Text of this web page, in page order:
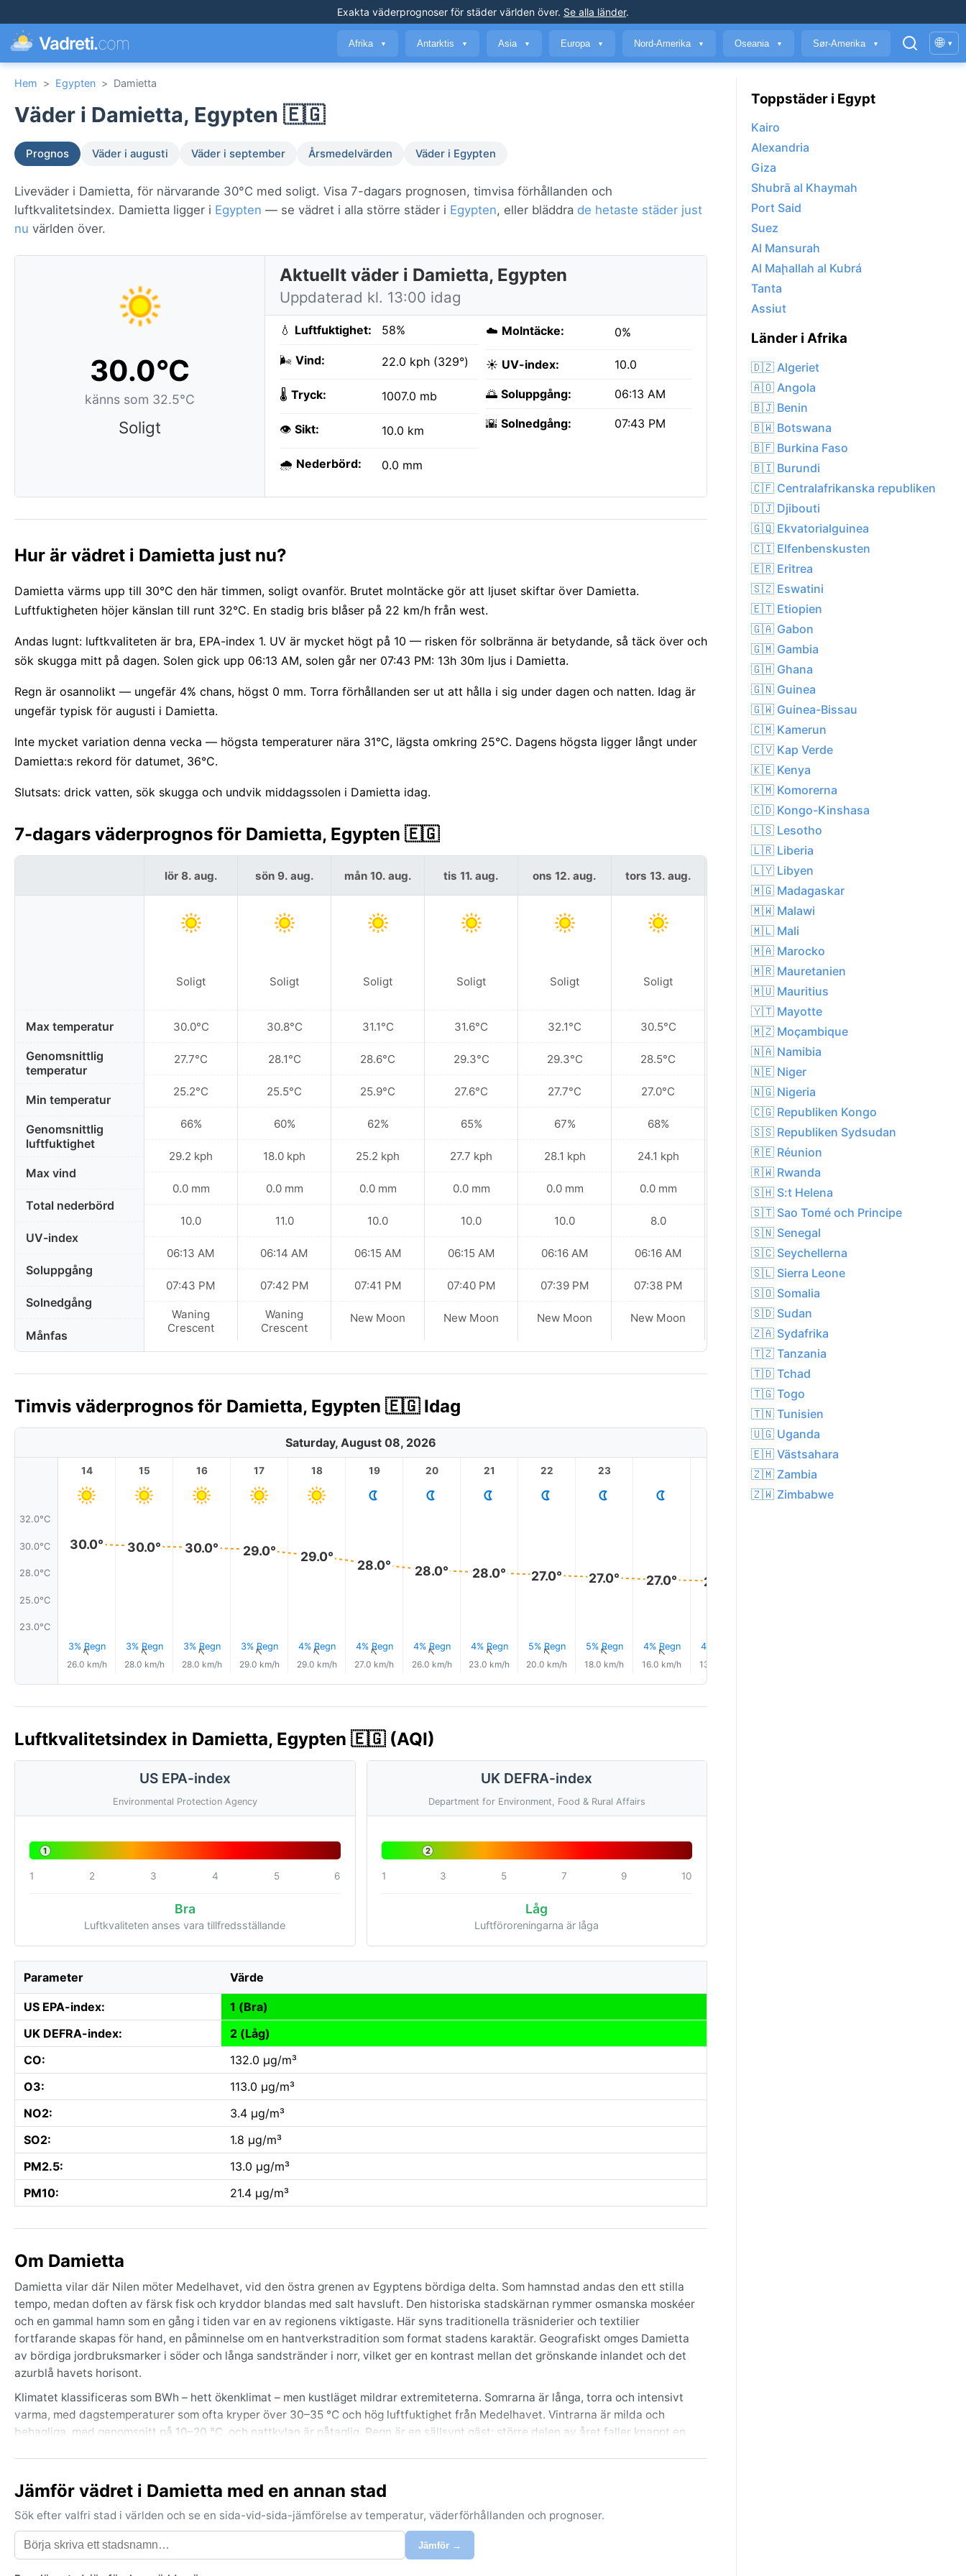
Exakta väderprognoser för städer världen över. Se alla länder.
Vadreti.com Afrika ▼ Antarktis ▼ Asia ▼ Europa ▼ Nord-Amerika ▼ Oseania ▼ Sør-Amerika ▼ 🌐 ▾
Hem > Egypten > Damietta
Väder i Damietta, Egypten 🇪🇬
Prognos Väder i augusti Väder i september Årsmedelvärden Väder i Egypten
Liveväder i Damietta, för närvarande 30°C med soligt. Visa 7-dagars prognosen, timvisa förhållanden och
luftkvalitetsindex. Damietta ligger i Egypten — se vädret i alla större städer i Egypten, eller bläddra de hetaste städer just
nu världen över.
30.0°C
känns som 32.5°C
Soligt
Aktuellt väder i Damietta, Egypten
Uppdaterad kl. 13:00 idag
💧 Luftfuktighet: 58%
🌬️ Vind: 22.0 kph (329°)
🌡️ Tryck: 1007.0 mb
👁️ Sikt: 10.0 km
🌧️ Nederbörd: 0.0 mm
☁️ Molntäcke: 0%
☀️ UV-index: 10.0
🌅 Soluppgång: 06:13 AM
🌇 Solnedgång: 07:43 PM
Hur är vädret i Damietta just nu?
Damietta värms upp till 30°C den här timmen, soligt ovanför. Brutet molntäcke gör att ljuset skiftar över Damietta.
Luftfuktigheten höjer känslan till runt 32°C. En stadig bris blåser på 22 km/h från west.
Andas lugnt: luftkvaliteten är bra, EPA-index 1. UV är mycket högt på 10 — risken för solbränna är betydande, så täck över och
sök skugga mitt på dagen. Solen gick upp 06:13 AM, solen går ner 07:43 PM: 13h 30m ljus i Damietta.
Regn är osannolikt — ungefär 4% chans, högst 0 mm. Torra förhållanden ser ut att hålla i sig under dagen och natten. Idag är
ungefär typisk för augusti i Damietta.
Inte mycket variation denna vecka — högsta temperaturer nära 31°C, lägsta omkring 25°C. Dagens högsta ligger långt under
Damietta:s rekord för datumet, 36°C.
Slutsats: drick vatten, sök skugga och undvik middagssolen i Damietta idag.
7-dagars väderprognos för Damietta, Egypten 🇪🇬
Max temperatur
Genomsnittlig
temperatur
Min temperatur
Genomsnittlig
luftfuktighet
Max vind
Total nederbörd
UV-index
Soluppgång
Solnedgång
Månfas
lör 8. aug.
Soligt
30.0°C
27.7°C
25.2°C
66%
29.2 kph
0.0 mm
10.0
06:13 AM
07:43 PM
Waning
Crescent
sön 9. aug.
Soligt
30.8°C
28.1°C
25.5°C
60%
18.0 kph
0.0 mm
11.0
06:14 AM
07:42 PM
Waning
Crescent
mån 10. aug.
Soligt
31.1°C
28.6°C
25.9°C
62%
25.2 kph
0.0 mm
10.0
06:15 AM
07:41 PM
New Moon
tis 11. aug.
Soligt
31.6°C
29.3°C
27.6°C
65%
27.7 kph
0.0 mm
10.0
06:15 AM
07:40 PM
New Moon
ons 12. aug.
Soligt
32.1°C
29.3°C
27.7°C
67%
28.1 kph
0.0 mm
10.0
06:16 AM
07:39 PM
New Moon
tors 13. aug.
Soligt
30.5°C
28.5°C
27.0°C
68%
24.1 kph
0.0 mm
8.0
06:16 AM
07:38 PM
New Moon
fre 14. aug.
30.5°C
27.9°C
25.6°C
70%
28.8 kph
0.0 mm
8.0
06:17 AM
07:37 PM
Waxing
Crescent
Timvis väderprognos för Damietta, Egypten 🇪🇬 Idag
Saturday, August 08, 2026
32.0°C
30.0°C
28.0°C
25.0°C
23.0°C
14
30.0°
3% Regn
↑
26.0 km/h
15
30.0°
3% Regn
↑
28.0 km/h
16
30.0°
3% Regn
↑
28.0 km/h
17
29.0°
3% Regn
↑
29.0 km/h
18
29.0°
4% Regn
↑
29.0 km/h
19
28.0°
4% Regn
↑
27.0 km/h
20
28.0°
4% Regn
↑
26.0 km/h
21
28.0°
4% Regn
↑
23.0 km/h
22
27.0°
5% Regn
↑
20.0 km/h
23
27.0°
5% Regn
↑
18.0 km/h
27.0°
4% Regn
↑
16.0 km/h
27.0°
4% Regn
13.0 km/h
2
Luftkvalitetsindex in Damietta, Egypten 🇪🇬 (AQI)
US EPA-index
Environmental Protection Agency
1
1 2 3 4 5 6
Bra
Luftkvaliteten anses vara tillfredsställande
UK DEFRA-index
Department for Environment, Food & Rural Affairs
2
1 3 5 7 9 10
Låg
Luftföroreningarna är låga
Parameter Värde
US EPA-index:
1 (Bra)
UK DEFRA-index:
2 (Låg)
CO:
132.0 µg/m³
O3:
113.0 µg/m³
NO2:
3.4 µg/m³
SO2:
1.8 µg/m³
PM2.5:
13.0 µg/m³
PM10:
21.4 µg/m³
Om Damietta
Damietta vilar där Nilen möter Medelhavet, vid den östra grenen av Egyptens bördiga delta. Som hamnstad andas den ett stilla
tempo, medan doften av färsk fisk och kryddor blandas med salt havsluft. Den historiska stadskärnan rymmer osmanska moskéer
och en gammal hamn som en gång i tiden var en av regionens viktigaste. Här syns traditionella träsniderier och textilier
fortfarande skapas för hand, en påminnelse om en hantverkstradition som format stadens karaktär. Geografiskt omges Damietta
av bördiga jordbruksmarker i söder och långa sandstränder i norr, vilket ger en kontrast mellan det grönskande inlandet och det
azurblå havets horisont.
Klimatet klassificeras som BWh – hett ökenklimat – men kustläget mildrar extremiteterna. Somrarna är långa, torra och intensivt
varma, med dagstemperaturer som ofta kryper över 30–35 °C och hög luftfuktighet från Medelhavet. Vintrarna är milda och
behagliga, med genomsnitt på 10–20 °C, och nattkylan är påtaglig. Regn är en sällsynt gäst; större delen av året faller knappt en
lättare jacka eller tröja räcker gott under de milda vinterkvällarna.
Den bästa tiden för ett besök ur vädersynpunkt är under våren (mars–maj) och hösten (september–november), när solen
fortfarande värmer men inte bedövar, och luftfuktigheten är som lägst. Sommarens hetta kan vara utmanande även för den som
är van vid medelhavsvärme, medan vintern erbjuder en lugn och klar skönhet. Damietta drabbas inte av extrema väderfenomen
som cykloner eller monsun, men tidvis kan dimma från Nilen eller havet lägga sig över staden under tidiga morgonar, särskilt i
Jämför vädret i Damietta med en annan stad
Sök efter valfri stad i världen och se en sida-vid-sida-jämförelse av temperatur, väderförhållanden och prognoser.
Jämför →
Toppstäder i Egypt
Kairo
Alexandria
Giza
Shubrā al Khaymah
Port Said
Suez
Al Mansurah
Al Maḩallah al Kubrá
Tanta
Assiut
Länder i Afrika
🇩🇿 Algeriet
🇦🇴 Angola
🇧🇯 Benin
🇧🇼 Botswana
🇧🇫 Burkina Faso
🇧🇮 Burundi
🇨🇫 Centralafrikanska republiken
🇩🇯 Djibouti
🇬🇶 Ekvatorialguinea
🇨🇮 Elfenbenskusten
🇪🇷 Eritrea
🇸🇿 Eswatini
🇪🇹 Etiopien
🇬🇦 Gabon
🇬🇲 Gambia
🇬🇭 Ghana
🇬🇳 Guinea
🇬🇼 Guinea-Bissau
🇨🇲 Kamerun
🇨🇻 Kap Verde
🇰🇪 Kenya
🇰🇲 Komorerna
🇨🇩 Kongo-Kinshasa
🇱🇸 Lesotho
🇱🇷 Liberia
🇱🇾 Libyen
🇲🇬 Madagaskar
🇲🇼 Malawi
🇲🇱 Mali
🇲🇦 Marocko
🇲🇷 Mauretanien
🇲🇺 Mauritius
🇾🇹 Mayotte
🇲🇿 Moçambique
🇳🇦 Namibia
🇳🇪 Niger
🇳🇬 Nigeria
🇨🇬 Republiken Kongo
🇸🇸 Republiken Sydsudan
🇷🇪 Réunion
🇷🇼 Rwanda
🇸🇭 S:t Helena
🇸🇹 Sao Tomé och Principe
🇸🇳 Senegal
🇸🇨 Seychellerna
🇸🇱 Sierra Leone
🇸🇴 Somalia
🇸🇩 Sudan
🇿🇦 Sydafrika
🇹🇿 Tanzania
🇹🇩 Tchad
🇹🇬 Togo
🇹🇳 Tunisien
🇺🇬 Uganda
🇪🇭 Västsahara
🇿🇲 Zambia
🇿🇼 Zimbabwe